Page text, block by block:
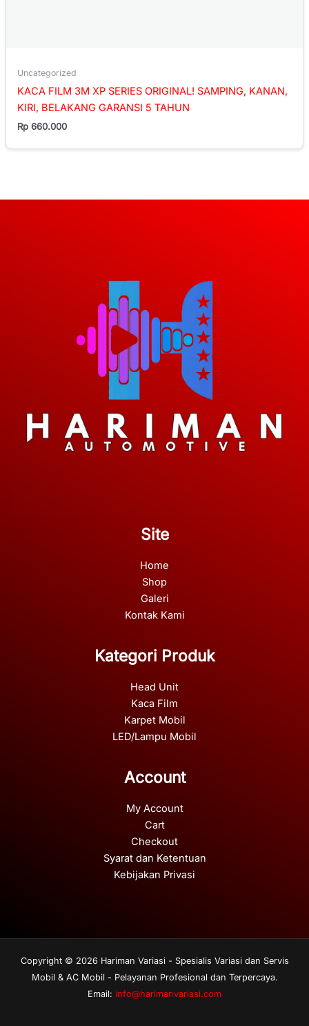
Uncategorized
KACA FILM 3M XP SERIES ORIGINAL! SAMPING, KANAN,
KIRI, BELAKANG GARANSI 5 TAHUN
Rp 660.000
Site
Home
Shop
Galeri
Kontak Kami
Kategori Produk
Head Unit
Kaca Film
Karpet Mobil
LED/Lampu Mobil
Account
My Account
Cart
Checkout
Syarat dan Ketentuan
Kebijakan Privasi
Copyright © 2026 Hariman Variasi - Spesialis Variasi dan Servis
Mobil & AC Mobil - Pelayanan Profesional dan Terpercaya.
Email: info@harimanvariasi.com